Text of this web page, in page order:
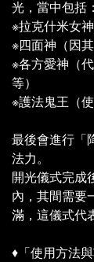
光，當中包括：
※拉克什米女
※四面神（因
※各方愛神（
等）
※護法鬼王（
最後會進行「
法力。
開光儀式完成
內，其間需要
滿，這儀式代
♦️「使用方法與